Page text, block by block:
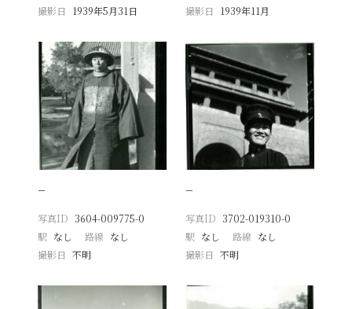
撮影日
1939年5月31日
撮影日
1939年11月
−
写真ID 3604-009775-0
駅 なし 路線 なし
撮影日
不明
−
写真ID 3702-019310-0
駅 なし 路線 なし
撮影日 不明